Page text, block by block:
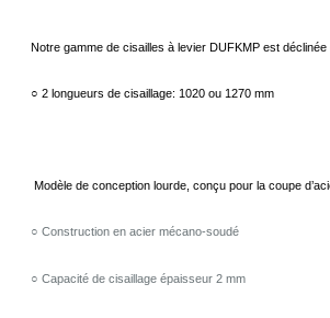
Notre gamme de cisailles à levier DUFKMP est
○ 2 longueurs de cisaillage: 1020 ou 1270 mm
Modèle de conception lourde, conçu pour la coupe
○ Construction en acier mécano-soudé
○ Capacité de cisaillage épaisseur 2 mm